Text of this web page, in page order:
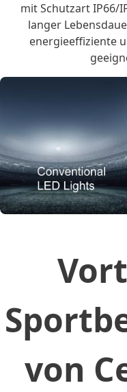
mit Schutzart IP66/
langer
energieeffiziente
von